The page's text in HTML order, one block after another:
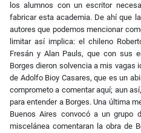
los alumnos con un escritor
fabricar esta academia. De ahí que
autores que podemos mencionar
limitar así implica: el chileno
Fresán y Alan Pauls, que con sus
Borges dieron solvencia a mis vagas
de Adolfo Bioy Casares, que es un
comprometo a comentar aquí; aun
para entender a Borges. Una última
Buenos Aires convocó a un grupo
miscelánea comentaran la obra de